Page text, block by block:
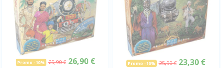
Promo -10% 29,90 € 26,90 € Promo -10% 25,90 € 23,30 €